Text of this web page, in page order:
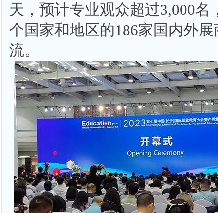
天，预计专业观众超过3,000名
个国家和地区的186家国内外
流。